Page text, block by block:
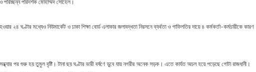
পরিচ্ছন্ন পরিদর্শক মোহাম্মদ সোহেল।
২৪ ঘণ্টার মধ্যেও নিউমার্কেট ও ঢাকা শিক্ষা বোর্ড এলাকার জলাবদ্ধতা নিরসনে ব্যর্থতা ও গাফিলতির দায়ে ৪ কর্মকর্তা-কর্মচারীকে কারণ
পর শুরু হয় তুমুল বৃষ্টি। টানা ছয় ঘণ্টার ভারী বর্ষণে ডুবে যায় নগরীর অনেক সড়ক। এতে কার্যত অচল হয়ে পড়েছে গোটা রাজধানী।